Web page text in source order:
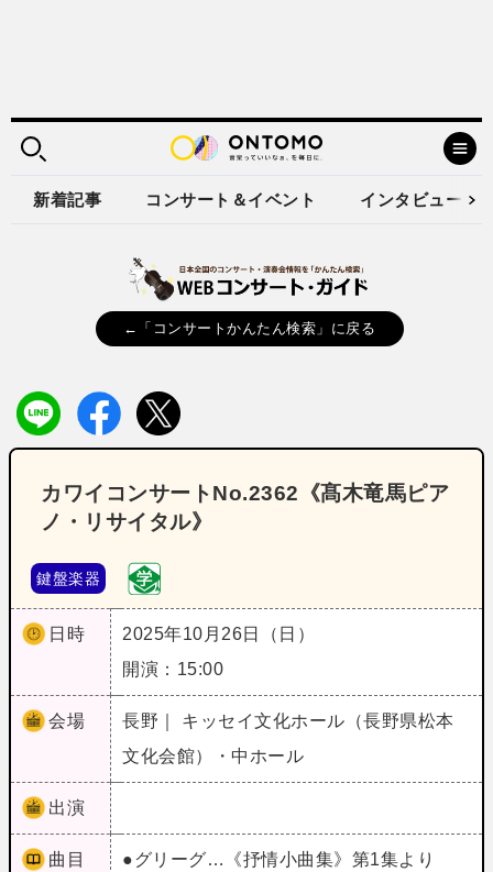
新着記事 コンサート＆イベント インタビュー
←「コンサートかんたん検索」に戻る
カワイコンサートNo.2362《髙木竜馬ピア
ノ・リサイタル》
鍵盤楽器
日時
2025年10月26日（日）
開演：15:00
会場
長野｜ キッセイ文化ホール（長野県松本
文化会館）・中ホール
出演
曲目
●グリーグ…《抒情小曲集》第1集より